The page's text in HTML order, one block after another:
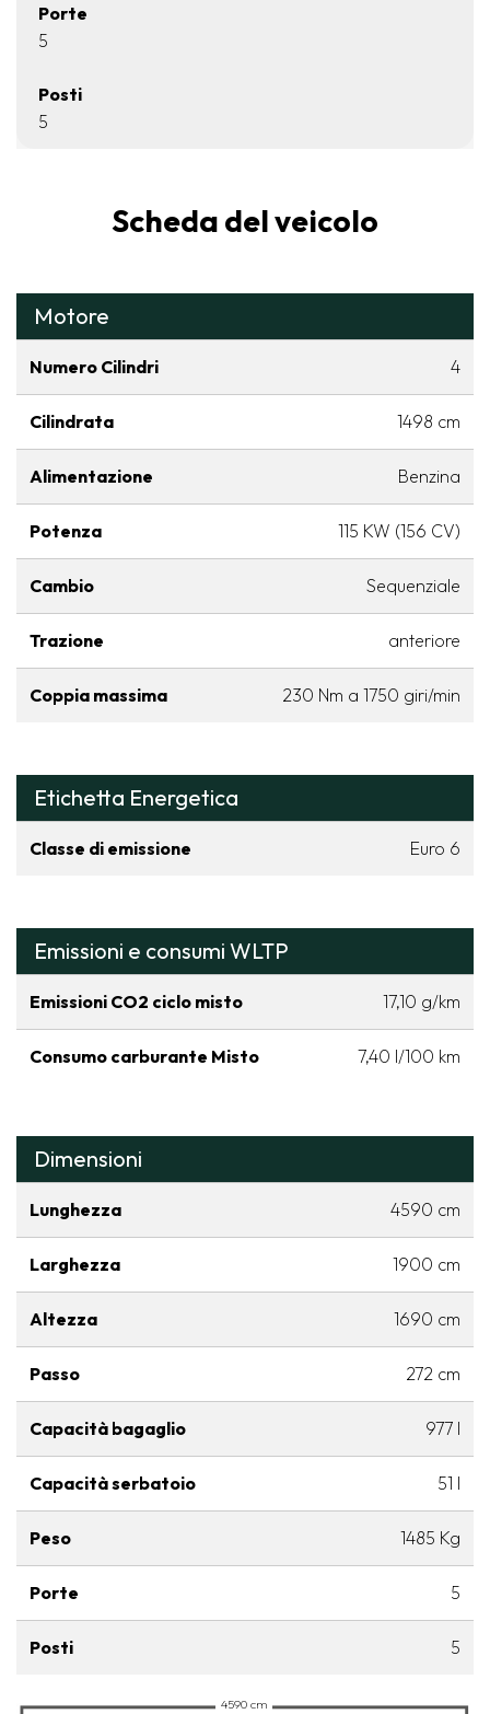
Porte
5
Posti
5
Scheda del veicolo
Motore
Numero Cilindri 4
Cilindrata 1498 cm
Alimentazione Benzina
Potenza 115 KW (156 CV)
Cambio Sequenziale
Trazione anteriore
Coppia massima 230 Nm a 1750 giri/min
Etichetta Energetica
Classe di emissione Euro 6
Emissioni e consumi WLTP
Emissioni CO2 ciclo misto 17,10 g/km
Consumo carburante Misto 7,40 l/100 km
Dimensioni
Lunghezza 4590 cm
Larghezza 1900 cm
Altezza 1690 cm
Passo 272 cm
Capacità bagaglio 977 l
Capacità serbatoio 51 l
Peso 1485 Kg
Porte 5
Posti 5
4590 cm